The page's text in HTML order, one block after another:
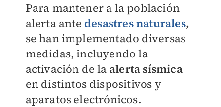
Para mantener a la población
alerta ante desastres naturales,
se han implementado diversas
medidas, incluyendo la
activación de la alerta sísmica
en distintos dispositivos y
aparatos electrónicos.